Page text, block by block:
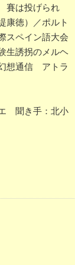
賽は投げられ
康徳）／ポルト
ペイン語大会
生誘拐のメルヘ
想通信 アトラ
聞き手：北小